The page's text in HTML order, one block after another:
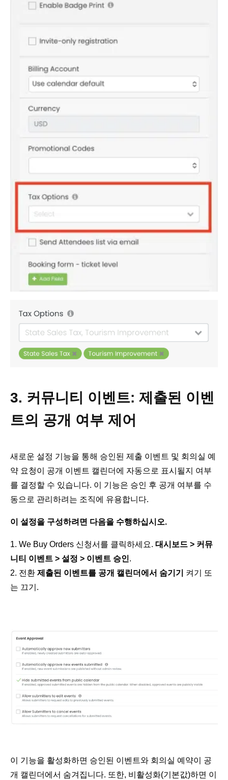
3. 커뮤니티 이벤트: 제출된 이벤
트의 공개 여부 제어
새로운 설정 기능을 통해 승인된 제출 이벤트 및 회의실 예
약 요청이 공개 이벤트 캘린더에 자동으로 표시될지 여부
를 결정할 수 있습니다. 이 기능은 승인 후 공개 여부를 수
동으로 관리하려는 조직에 유용합니다.
이 설정을 구성하려면 다음을 수행하십시오.
We Buy Orders 신청서를 클릭하세요. 대시보드 > 커뮤
니티 이벤트 > 설정 > 이벤트 승인.
전환 제출된 이벤트를 공개 캘린더에서 숨기기
켜기 또
는 끄기.
이 기능을 활성화하면 승인된 이벤트와 회의실 예약이 공
개 캘린더에서 숨겨집니다. 또한, 비활성화(기본값)하면 이